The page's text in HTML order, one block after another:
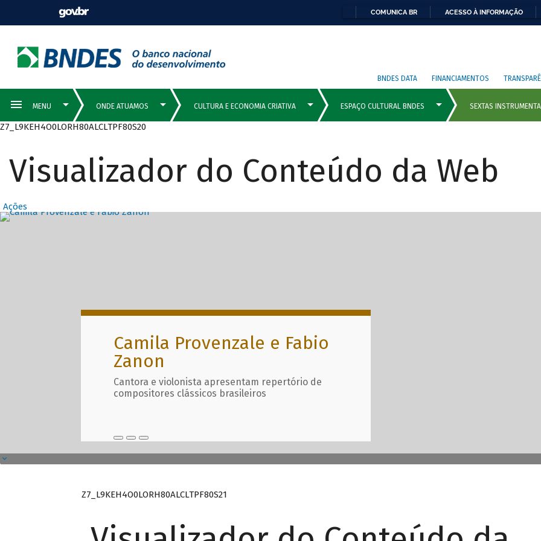
COMUNICA BR ACESSO À INFORMAÇÃO
BNDES DATA FINANCIAMENTOS
Z7_L9KEH4O0LORH80ALCLTPF80S20
Visualizador do Conteúdo da Web
Ações
Destaques Principais com
Camila Provenzale e Fabio
Zanon
Cantora e violonista apresentam repertório de
compositores clássicos brasileiros
Z7_L9KEH4O0LORH80ALCLTPF80S21